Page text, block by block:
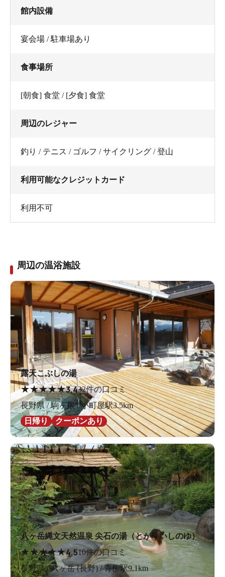
館内設備
宴会場 / 駐車場あり
食事場所
[朝食] 食堂 / [夕食] 食堂
周辺のレジャー
釣り / テニス / ゴルフ / サイクリング / 登山
利用可能なクレジットカード
利用不可
周辺の温浴施設
露天こぶしの湯
★★★★★3.432件の口コミ
長野県 / 駒ヶ根 / 小町屋駅3.5km
日帰り
クーポンあり
八ヶ岳縄文天然温泉 尖石の湯（とがりいしのゆ）
★★★★★4.510件の口コミ
長野県 / 八ヶ岳 (長野) / 青柳駅9.1km